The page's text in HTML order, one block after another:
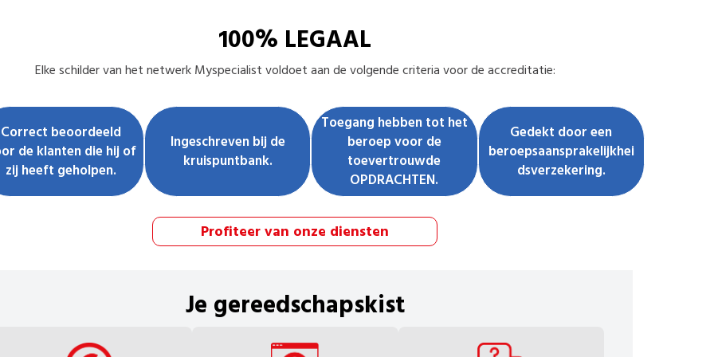
100% LEGAAL
Elke schildervan het netwerk Myspecialist voldoet aan de volgende criteria voor de accreditatie:
Correct beoordeeld
de klanten die hij of
zij heeft geholpen.
Ingeschreven bij de
kruispuntbank.
Toegang hebben tot het
beroep voor de
toevertrouwde
OPDRACHTEN.
Gedekt door een
beroepsaansprakelijkhei
dsverzekering.
Profiteer van onze diensten
Je gereedschapskist